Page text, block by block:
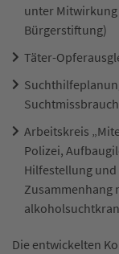
unter
Bürgerstiftung)
Täter-
Arbeitskreis
Polizei,
Hilfestellung
Zusammenhang
Die entwickelten